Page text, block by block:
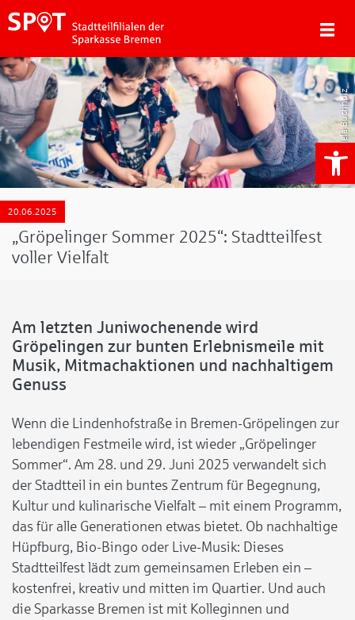
Daniela Buchholz
20.06.2025
„Gröpelinger Sommer 2025“: Stadtteilfest
voller Vielfalt
Am letzten Juniwochenende wird
Gröpelingen zur bunten Erlebnismeile mit
Musik, Mitmachaktionen und nachhaltigem
Genuss
Wenn die Lindenhofstraße in Bremen-Gröpelingen zur
lebendigen Festmeile wird, ist wieder „Gröpelinger
Sommer“. Am 28. und 29. Juni 2025 verwandelt sich
der Stadtteil in ein buntes Zentrum für Begegnung,
Kultur und kulinarische Vielfalt – mit einem Programm,
das für alle Generationen etwas bietet. Ob nachhaltige
Hüpfburg, Bio-Bingo oder Live-Musik: Dieses
Stadtteilfest lädt zum gemeinsamen Erleben ein –
kostenfrei, kreativ und mitten im Quartier. Und auch
die Sparkasse Bremen ist mit Kolleginnen und